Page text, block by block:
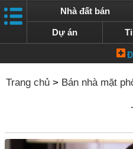
Nhà đất bán
Dự án
Trang chủ > Bán nhà mặt